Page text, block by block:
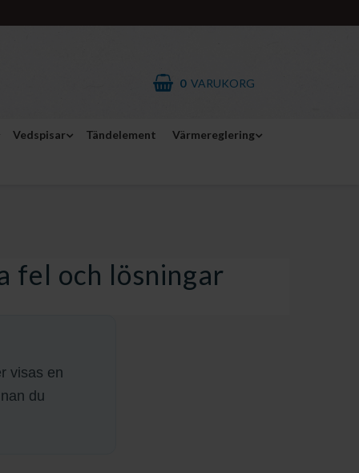
0 VARUKORG
Vedspisar Tändelement Värmereglering
lösningar
fel och lösningar
visas en
du